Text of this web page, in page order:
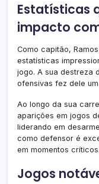
Estatísticas
impacto
Como capitão,
estatísticas
jogo. A sua destreza
ofensivas fez dele
Ao longo da sua
aparições em jogos
liderando em
como defensor é
em momentos críticos.
Jogos